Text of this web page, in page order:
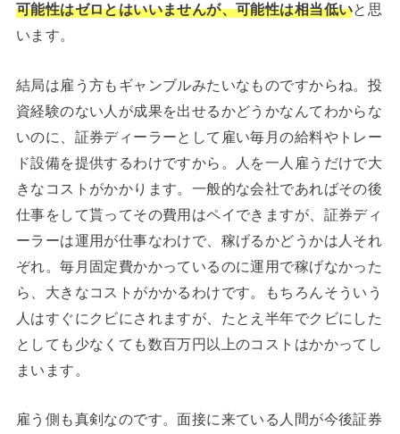
可能性はゼロとはいいませんが、可能性は相当低いと思
います。
結局は雇う方もギャンブルみたいなものですからね。投
資経験のない人が成果を出せるかどうかなんてわからな
いのに、証券ディーラーとして雇い毎月の給料やトレー
ド設備を提供するわけですから。人を一人雇うだけで大
きなコストがかかります。一般的な会社であればその後
仕事をして貰ってその費用はペイできますが、証券ディ
ーラーは運用が仕事なわけで、稼げるかどうかは人それ
ぞれ。毎月固定費かかっているのに運用で稼げなかった
ら、大きなコストがかかるわけです。もちろんそういう
人はすぐにクビにされますが、たとえ半年でクビにした
としても少なくても数百万円以上のコストはかかってし
まいます。
雇う側も真剣なのです。面接に来ている人間が今後証券